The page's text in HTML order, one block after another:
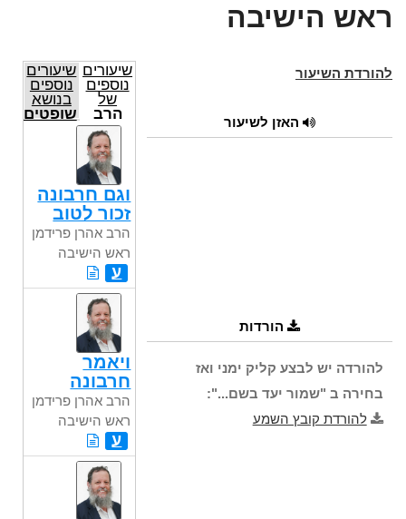
ראש הישיבה
להורדת השיעור
האזן לשיעור
הורדות
להורדה יש לבצע קליק ימני ואז
בחירה ב "שמור יעד בשם...":
להורדת קובץ השמע
שיעורים
נוספים
של
הרב
אהרן
פרידמן
ראש
הישיבה
שיעורים
נוספים
בנושא
שופטים
וגם חרבונה
זכור לטוב
הרב אהרן פרידמן
ראש הישיבה
ע
ויאמר
חרבונה
הרב אהרן פרידמן
ראש הישיבה
ע